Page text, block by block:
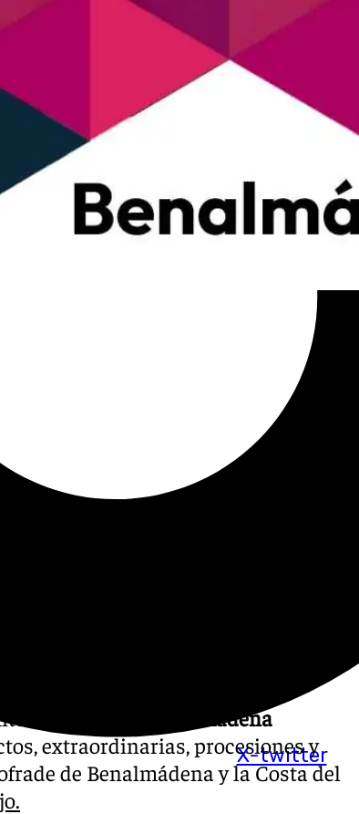
X-twitter
el programa
Benalmádena
extraordinarias, procesiones y
de Benalmádena y la Costa del